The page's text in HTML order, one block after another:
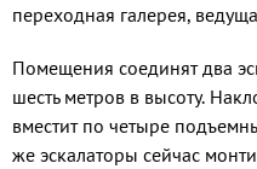
переходная галерея,
Помещения соединят два
шесть метров в высоту.
вместит по четыре
же эскалаторы сейчас